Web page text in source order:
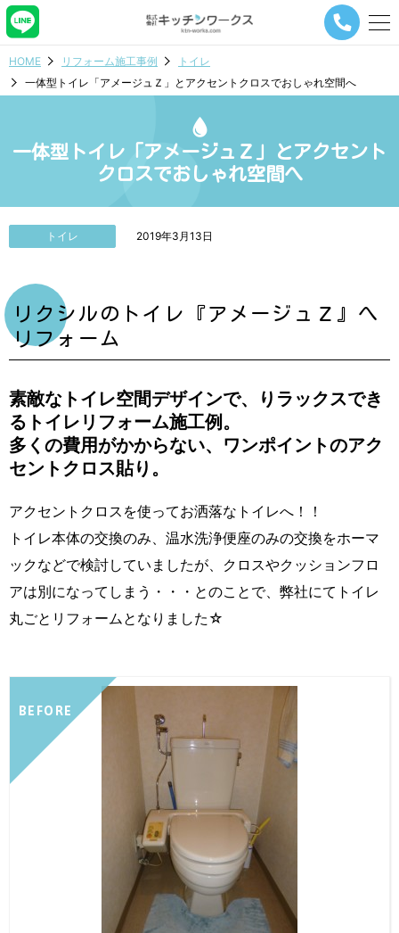
メ
ナ
シ
ボ
HOME リフォーム施工事例
トイレ
一体型トイレ「アメージュＺ」とアクセントクロスでおしゃれ空間へ
一体型トイレ「アメージュＺ」とアクセント
クロスでおしゃれ空間へ
トイレ 2019年3月13日
リクシルのトイレ『アメージュＺ』へ
リフォーム
素敵なトイレ空間デザインで、りラックスでき
るトイレリフォーム施工例。
多くの費用がかからない、ワンポイントのアク
セントクロス貼り。
アクセントクロスを使ってお洒落なトイレへ！！
トイレ本体の交換のみ、温水洗浄便座のみの交換をホーマ
ックなどで検討していましたが、クロスやクッションフロ
アは別になってしまう・・・とのことで、弊社にてトイレ
丸ごとリフォームとなりました☆
BEFORE